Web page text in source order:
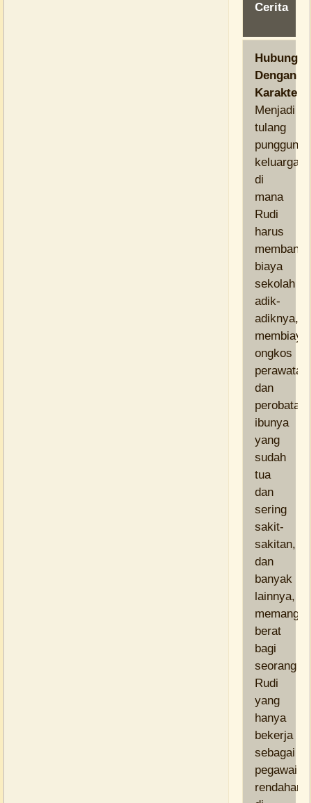
Cerita
Hubungan
Dengan
Karakter:
Menjadi
tulang
punggung
di
mana
Rudi
harus
membantu
biaya
sekolah
adik-
adiknya,
membiayai
ongkos
perawatan
dan
perobatan
ibunya
yang
sudah
tua
dan
sering
sakit-
sakitan,
dan
banyak
lainnya,
memang
berat
bagi
seorang
Rudi
yang
hanya
bekerja
sebagai
pegawai
rendahan